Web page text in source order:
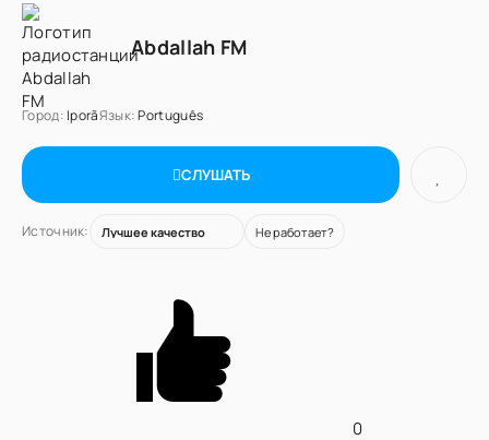
Abdallah FM
Город: IporãЯзык: Português
СЛУШАТЬ
Источник: Не работает?
0